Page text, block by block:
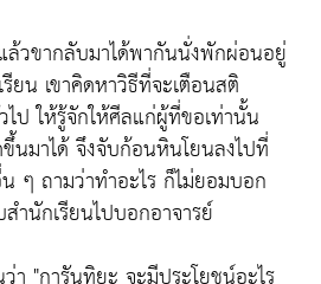
วขากลับมาได้พากันนั่งพักผ่อนอยู่
ยน เขาคิดหาวิธีที่จะเตือนสติ
ไป ให้รู้จักให้ศีลแก่ผู้ที่ขอเท่านั้น
นมาได้ จึงจับก้อนหินโยนลงไปที่
ๆ ถามว่าทำอะไร ก็ไม่ยอมบอก
นักเรียนไปบอกอาจารย์